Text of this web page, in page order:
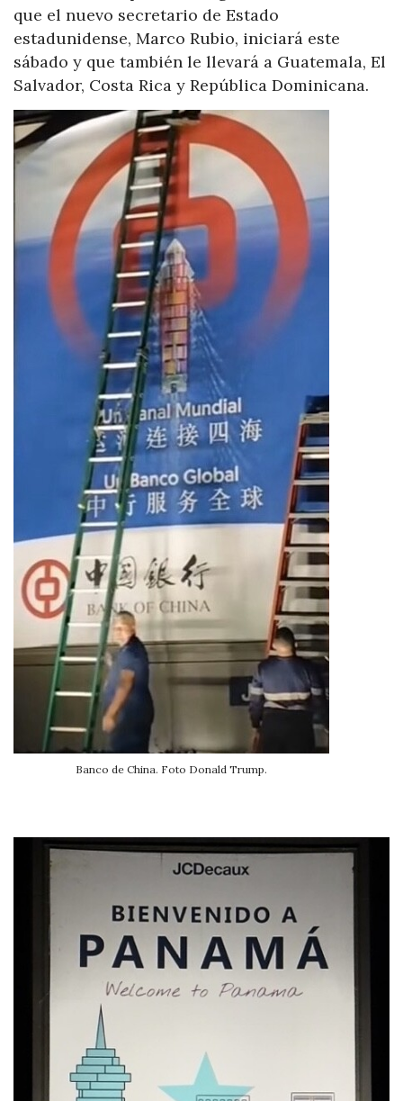
que el nuevo secretario de Estado
estadunidense, Marco Rubio, iniciará este
sábado y que también le llevará a Guatemala, El
Salvador, Costa Rica y República Dominicana.
Banco de China. Foto Donald Trump.